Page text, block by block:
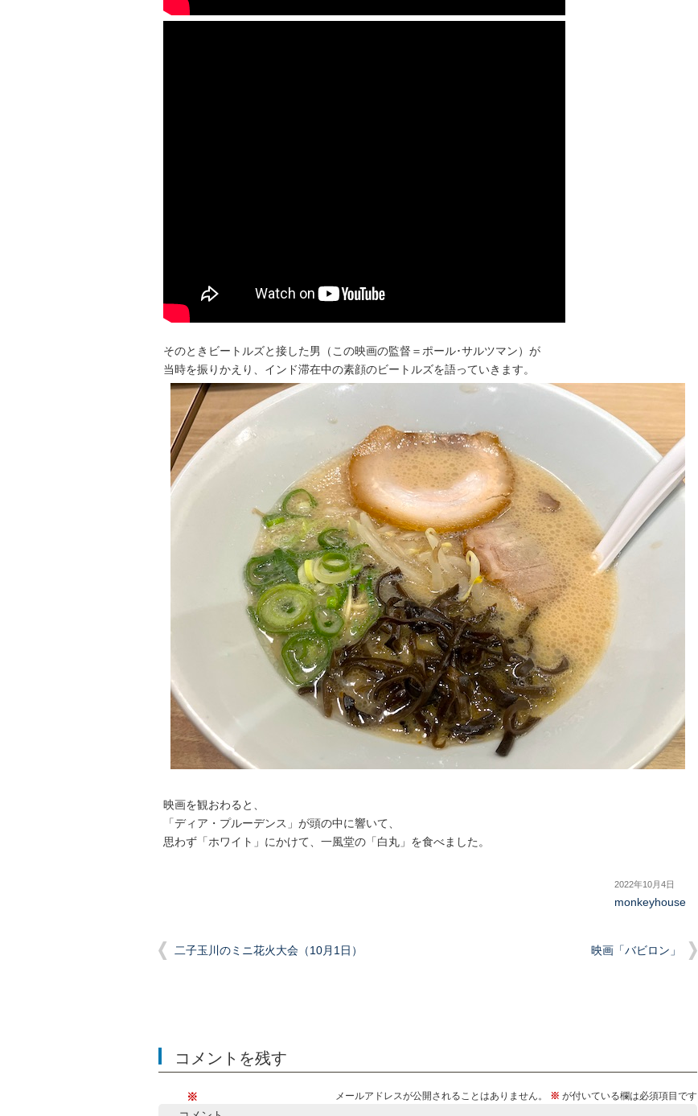
そのときビートルズと接した男（この映画の監督＝ポール･サルツマン）が
当時を振りかえり、インド滞在中の素顔のビートルズを語っていきます。
映画を観おわると、
「ディア・プルーデンス」が頭の中に響いて、
思わず「ホワイト」にかけて、一風堂の「白丸」を食べました。
2022年10月4日
monkeyhouse
二子玉川のミニ花火大会（10月1日） 映画「バビロン」
コメントを残す
メールアドレスが公開されることはありません。 ※ が付いている欄は必須項目です
※